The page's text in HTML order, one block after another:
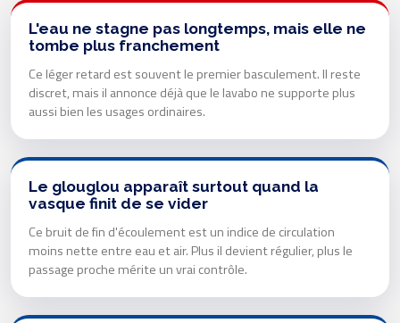
L'eau ne stagne pas longtemps, mais elle ne
tombe plus franchement
Ce léger retard est souvent le premier basculement. Il reste
discret, mais il annonce déjà que le lavabo ne supporte plus
aussi bien les usages ordinaires.
Le glouglou apparaît surtout quand la
vasque finit de se vider
Ce bruit de fin d'écoulement est un indice de circulation
moins nette entre eau et air. Plus il devient régulier, plus le
passage proche mérite un vrai contrôle.